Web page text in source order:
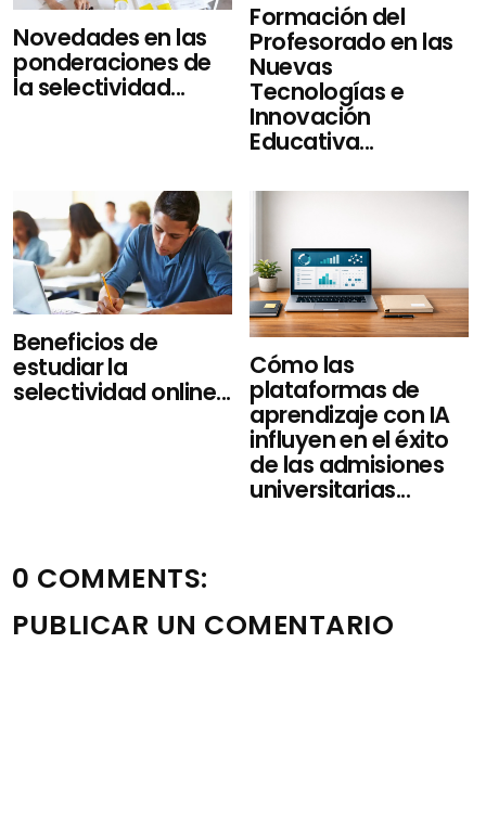
Novedades en las
ponderaciones de
la selectividad...
Formación del
Profesorado en las
Nuevas
Tecnologías e
Innovación
Educativa...
Beneficios de
estudiar la
selectividad online...
Cómo las
plataformas de
aprendizaje con IA
influyen en el éxito
de las admisiones
universitarias...
0 COMMENTS:
PUBLICAR UN COMENTARIO